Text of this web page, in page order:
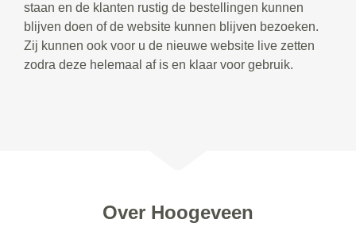
staan en de klanten rustig de bestellingen kunnen
blijven doen of de website kunnen blijven bezoeken.
Zij kunnen ook voor u de nieuwe website live zetten
zodra deze helemaal af is en klaar voor gebruik.
Over Hoogeveen